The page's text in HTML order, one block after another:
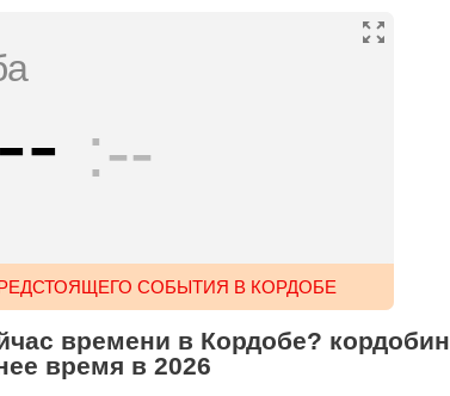
-- --
СОБЫТИЯ В КОРДОБЕ
времени в Кордобе?
время в 2026